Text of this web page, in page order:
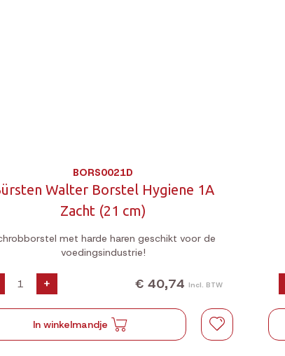
BORS0021D
Walter Borstel Hygiene 1A
Zacht (21 cm)
met harde haren geschikt voor de
voedingsindustrie!
+ € 40,74 Incl. BTW
In winkelmandje